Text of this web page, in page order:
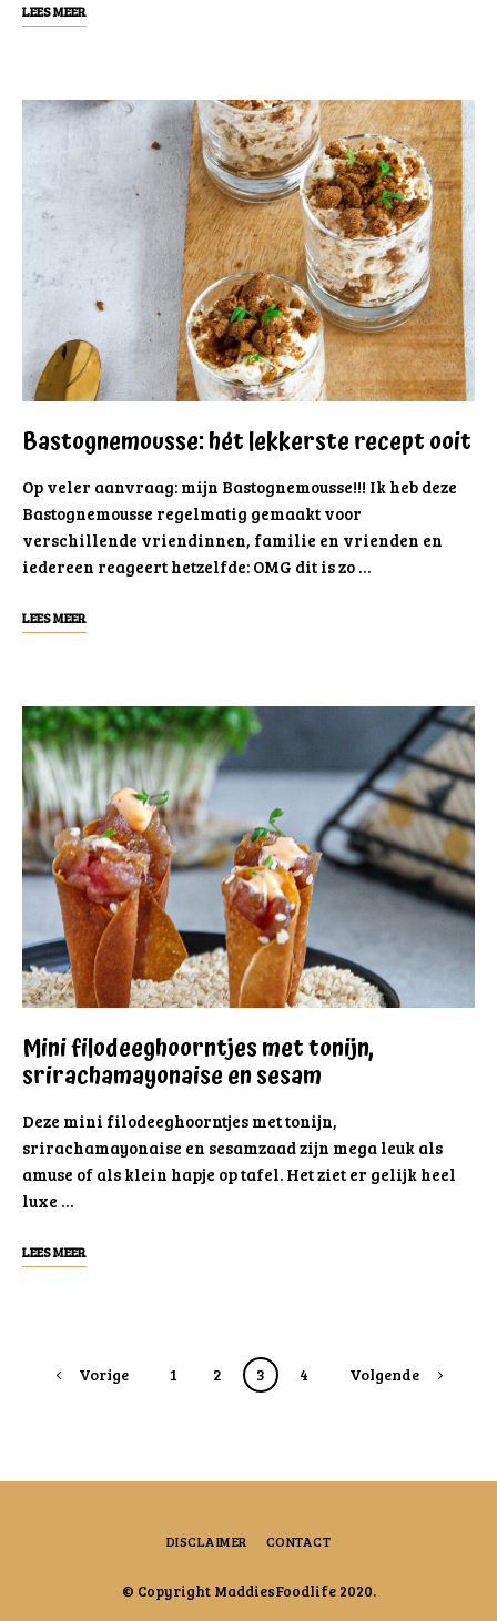
LEES MEER
Bastognemousse: hét lekkerste recept ooit
Op veler aanvraag: mijn Bastognemousse!!! Ik heb deze
Bastognemousse regelmatig gemaakt voor
verschillende vriendinnen, familie en vrienden en
iedereen reageert hetzelfde: OMG dit is zo …
LEES MEER
Mini filodeeghoorntjes met tonijn,
srirachamayonaise en sesam
Deze mini filodeeghoorntjes met tonijn,
srirachamayonaise en sesamzaad zijn mega leuk als
amuse of als klein hapje op tafel. Het ziet er gelijk heel
luxe …
LEES MEER
PostsVorige 1 2 3 4 Volgende
DISCLAIMER CONTACT
© Copyright MaddiesFoodlife 2020.